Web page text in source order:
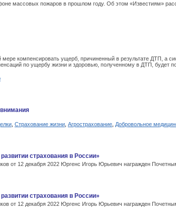
массовых пожаров в прошлом году. Об этом «Известиям»
компенсировать ущерб, причиненный в результате ДТП, а
по ущербу жизни и здоровью, полученному в ДТП, будет
Страхование жизни Агрострахование Добровольное
страхования в России»
от 12 декабря 2022 Юргенс Игорь Юрьевич награжден
страхования в России»
от 12 декабря 2022 Юргенс Игорь Юрьевич награжден